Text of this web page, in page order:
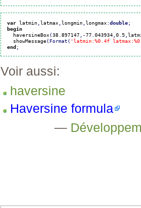
var latmin ,latmax ,longmin ,longmax:double;
begin
  haversineBox
(38 .897147 -77 .043934 ,0 5 ,
  showMessage
(Format ( 'latmin:%0.4f
end;
Voir aussi:
haversine
Haversine formula
—